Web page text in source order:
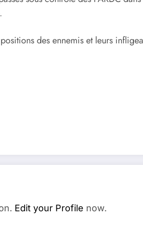
des ennemis et leurs
Edit your Profile now.